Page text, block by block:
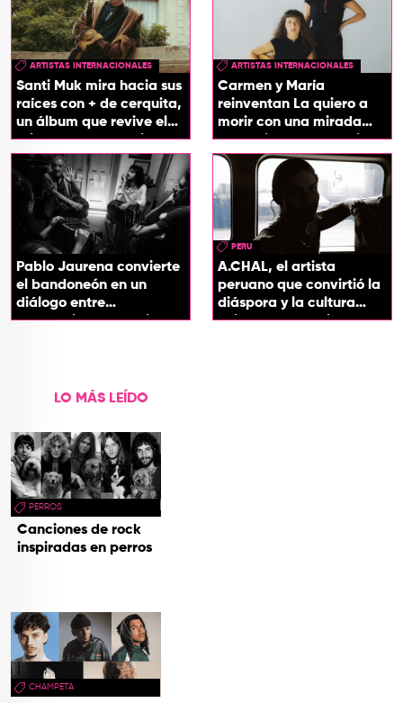
ARTISTAS INTERNACIONALES
Santi Muk mira hacia sus
raíces con + de cerquita,
un álbum que revive el
origen de sus canciones
ARTISTAS INTERNACIONALES
Carmen y María
reinventan La quiero a
morir con una mirada
entre el flamenco y el
soul
Pablo Jaurena convierte
el bandoneón en un
diálogo entre
generaciones con el
PERU
A.CHAL, el artista
peruano que convirtió la
diáspora y la cultura
chicha en su sonido
LO MÁS LEÍDO
PERROS
Canciones de rock
inspiradas en perros
CHAMPETA